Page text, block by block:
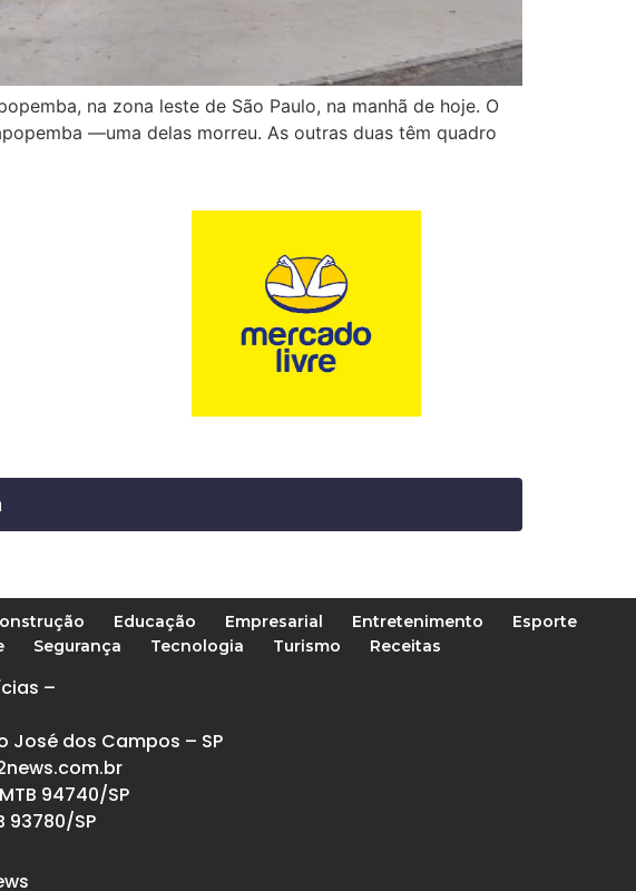
na zona leste de São Paulo, na manhã de hoje. O
—uma delas morreu. As outras duas têm quadro
Educação Empresarial Entretenimento
Esporte
Segurança Tecnologia Turismo Receitas
–
José dos Campos – SP
94740/SP
93780/SP